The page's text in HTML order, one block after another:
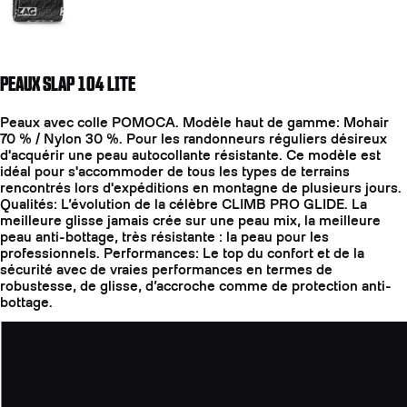
PEAUX SLAP 104 LITE
Peaux avec colle POMOCA. Modèle haut de gamme: Mohair
70 % / Nylon 30 %. Pour les randonneurs réguliers désireux
d'acquérir une peau autocollante résistante. Ce modèle est
idéal pour s'accommoder de tous les types de terrains
rencontrés lors d'expéditions en montagne de plusieurs jours.
Qualités: L’évolution de la célèbre CLIMB PRO GLIDE. La
meilleure glisse jamais crée sur une peau mix, la meilleure
peau anti-bottage, très résistante : la peau pour les
professionnels. Performances: Le top du confort et de la
sécurité avec de vraies performances en termes de
robustesse, de glisse, d’accroche comme de protection anti-
bottage.